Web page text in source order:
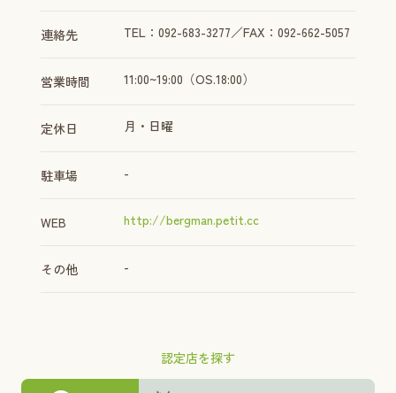
認定店を探す
連絡先 TEL：092-683-3277／FAX：092-662-5057
営業時間 11:00~19:00（OS.18:00）
定休日 月・日曜
駐車場 -
WEB http://bergman.petit.cc
その他 -